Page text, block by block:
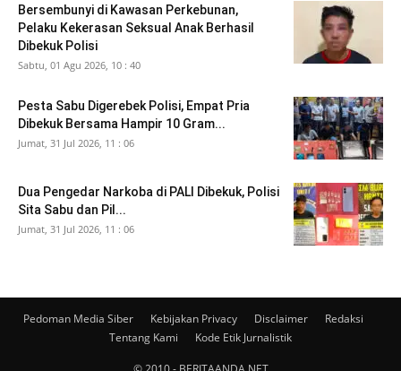
Bersembunyi di Kawasan Perkebunan,
Pelaku Kekerasan Seksual Anak Berhasil
Dibekuk Polisi
Sabtu, 01 Agu 2026, 10 : 40
Pesta Sabu Digerebek Polisi, Empat Pria
Dibekuk Bersama Hampir 10 Gram...
Jumat, 31 Jul 2026, 11 : 06
Dua Pengedar Narkoba di PALI Dibekuk, Polisi
Sita Sabu dan Pil...
Jumat, 31 Jul 2026, 11 : 06
Pedoman Media Siber Kebijakan Privacy Disclaimer
Redaksi
Tentang Kami
Kode Etik Jurnalistik